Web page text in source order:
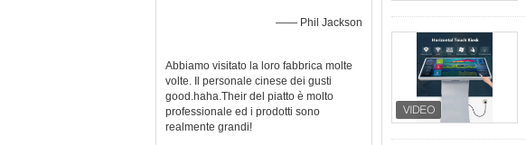
—— Phil Jackson
Abbiamo visitato la loro fabbrica molte
volte. Il personale cinese dei gusti
good.haha.Their del piatto è molto
professionale ed i prodotti sono
realmente grandi!